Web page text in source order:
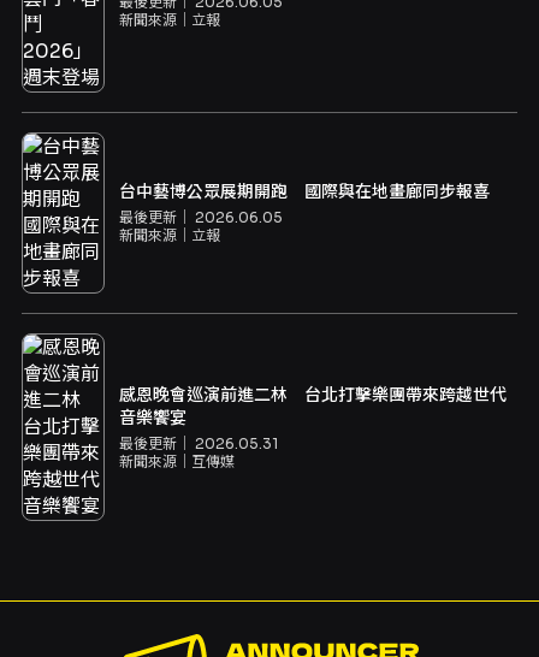
新聞來源｜ 立報
台中藝博公眾展期開跑 國際與在地畫廊同步報喜
最後更新｜ 2026.06.05
新聞來源｜ 立報
感恩晚會巡演前進二林 台北打擊樂團帶來跨越世代
音樂饗宴
最後更新｜ 2026.05.31
新聞來源｜ 互傳媒